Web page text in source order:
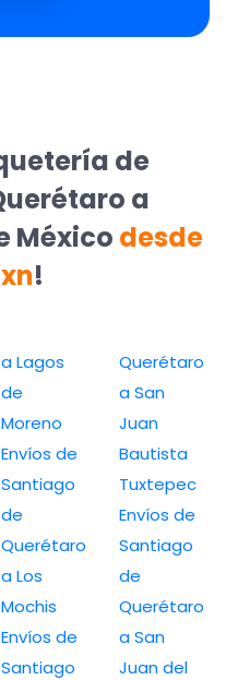
de
a
México desde
!
a Lagos
de
Moreno
Envíos de
Santiago
de
Querétaro
a Los
Mochis
Envíos de
Santiago
Querétaro
a San
Juan
Bautista
Tuxtepec
Envíos de
Santiago
de
Querétaro
a San
Juan del